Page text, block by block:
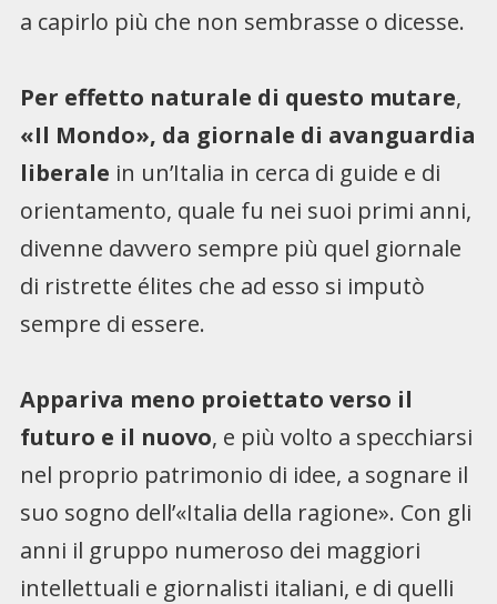
a capirlo più che non sembrasse o dicesse.
Per effetto naturale di questo mutare,
«Il Mondo», da giornale di avanguardia
liberale in un’Italia in cerca di guide e di
orientamento, quale fu nei suoi primi anni,
divenne davvero sempre più quel giornale
di ristrette élites che ad esso si imputò
sempre di essere.
Appariva meno proiettato verso il
futuro e il nuovo, e più volto a specchiarsi
nel proprio patrimonio di idee, a sognare il
suo sogno dell’«Italia della ragione». Con gli
anni il gruppo numeroso dei maggiori
intellettuali e giornalisti italiani, e di quelli